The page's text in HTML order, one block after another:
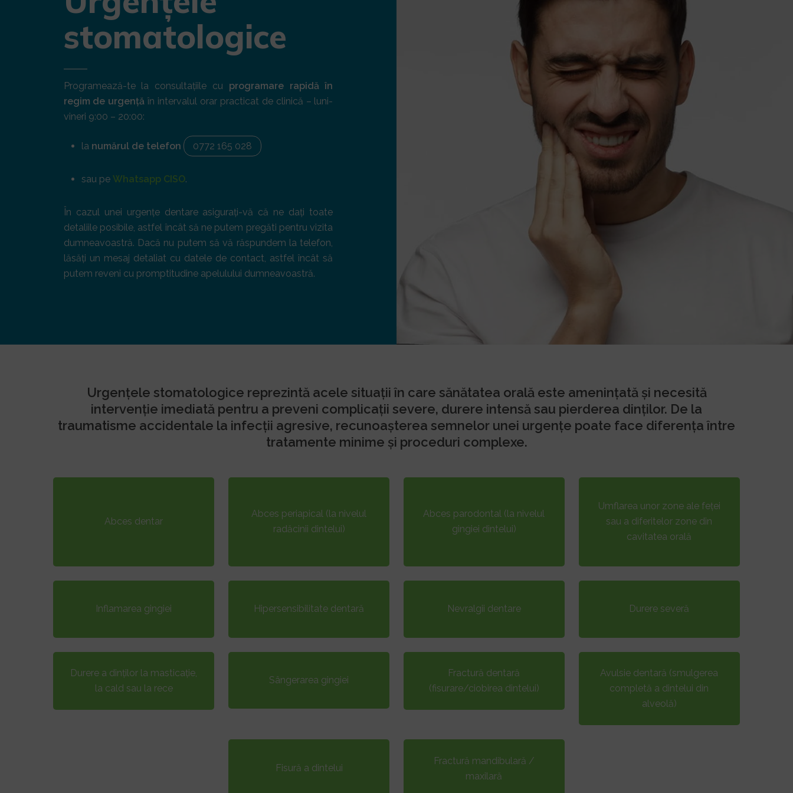
stomatologice
Programează-te la consultațiile cu programare rapidă în
regim de urgență în intervalul orar practicat de clinică – luni-
vineri 9:00 – 20:00:
la numărul de telefon 0772 165 028
sau pe Whatsapp CISO.
În cazul unei urgențe dentare asigurați-vă că ne dați toate
detaliile posibile, astfel încât să ne putem pregăti pentru vizita
dumneavoastră. Dacă nu putem să vă răspundem la telefon,
lăsăți un mesaj detaliat cu datele de contact, astfel încât să
putem reveni cu promptitudine apelulului dumneavoastră.
Urgențele stomatologice reprezintă acele situații în care sănătatea orală este amenințată și necesită
intervenție imediată pentru a preveni complicații severe, durere intensă sau pierderea dinților. De la
traumatisme accidentale la infecții agresive, recunoașterea semnelor unei urgențe poate face diferența între
tratamente minime și proceduri complexe.
Abces dentar
Abces periapical (la nivelul
radăcinii dintelui)
Abces parodontal (la nivelul
gingiei dintelui)
Umflarea unor zone ale feței
sau a diferitelor zone din
cavitatea orală
Inflamarea gingiei Hipersensibilitate dentară Nevralgii dentare Durere severă
Durere a dinților la masticație,
la cald sau la rece
Sângerarea gingiei
Fractură dentară
(fisurare/ciobirea dintelui)
Avulsie dentară (smulgerea
completă a dintelui din
alveolă)
Fisură a dintelui
Fractură mandibulară /
maxilară